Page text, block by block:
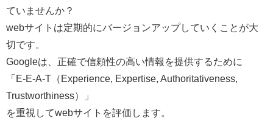
ていませんか？
webサイトは定期的にバージョンアップしていくことが大
切です。
Googleは、正確で信頼性の高い情報を提供するために
「E-E-A-T（Experience, Expertise, Authoritativeness,
Trustworthiness）」
を重視してwebサイトを評価します。